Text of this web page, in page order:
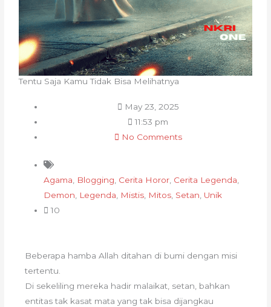
Tentu Saja Kamu Tidak Bisa Melihatnya
May 23, 2025
11:53 pm
No Comments
Agama Blogging Cerita Horor Cerita Legenda
Demon
Legenda Mistis Mitos Setan Unik
10
Beberapa hamba Allah ditahan di bumi dengan misi
tertentu.
Di sekeliling mereka hadir malaikat, setan, bahkan
entitas tak kasat mata yang tak bisa dijangkau